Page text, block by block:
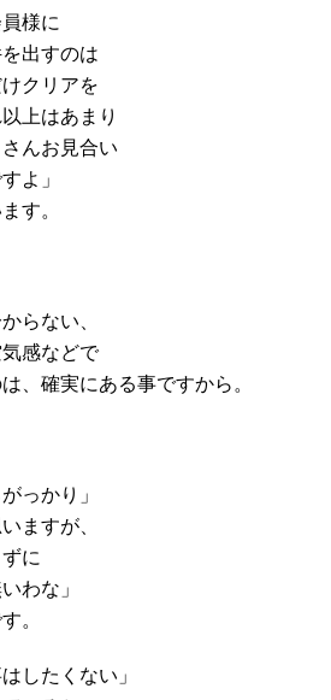
様に
出すのは
クリアを
上はあまり
んお見合い
よ」
す。
らない、
感などで
、確実にある事ですから。
っかり」
ますが、
に
わな」
。
したくない」